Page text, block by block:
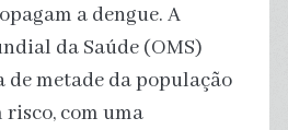
a dengue. A
da Saúde (OMS)
de metade da população
com uma